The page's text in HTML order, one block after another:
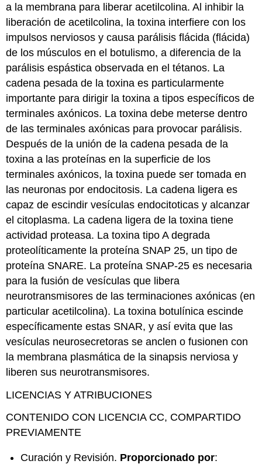
a la membrana para liberar acetilcolina. Al inhibir la
liberación de acetilcolina, la toxina interfiere con los
impulsos nerviosos y causa parálisis flácida (flácida)
de los músculos en el botulismo, a diferencia de la
parálisis espástica observada en el tétanos. La
cadena pesada de la toxina es particularmente
importante para dirigir la toxina a tipos específicos de
terminales axónicos. La toxina debe meterse dentro
de las terminales axónicas para provocar parálisis.
Después de la unión de la cadena pesada de la
toxina a las proteínas en la superficie de los
terminales axónicos, la toxina puede ser tomada en
las neuronas por endocitosis. La cadena ligera es
capaz de escindir vesículas endocitoticas y alcanzar
el citoplasma. La cadena ligera de la toxina tiene
actividad proteasa. La toxina tipo A degrada
proteolíticamente la proteína SNAP 25, un tipo de
proteína SNARE. La proteína SNAP-25 es necesaria
para la fusión de vesículas que libera
neurotransmisores de las terminaciones axónicas (en
particular acetilcolina). La toxina botulínica escinde
específicamente estas SNAR, y así evita que las
vesículas neurosecretoras se anclen o fusionen con
la membrana plasmática de la sinapsis nerviosa y
liberen sus neurotransmisores.
LICENCIAS Y ATRIBUCIONES
CONTENIDO CON LICENCIA CC, COMPARTIDO
PREVIAMENTE
Curación y Revisión. Proporcionado por: